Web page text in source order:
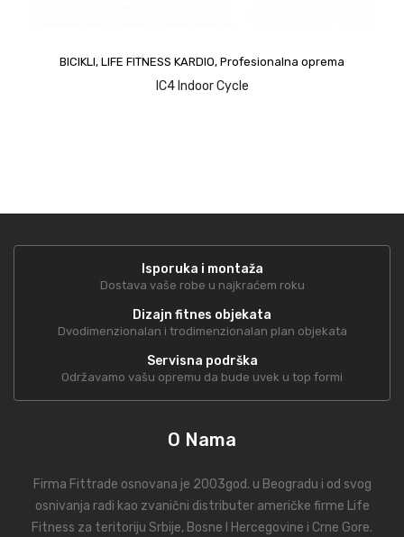
BICIKLI, LIFE FITNESS KARDIO, Profesionalna oprema
IC4 Indoor Cycle
Isporuka i montaža
Dostava vaše robe u najkraćem roku
Dizajn fitnes objekata
Dvodimenzionalan i trodimenzionalan plan objekata
Servisna podrška
Održavamo vašu opremu da bude uvek u top formi
O Nama
Firma Fittrade osnovana je 2003god. u Beogradu i od svog
osnivanja radi kao zvanični distributer američke firme Life
Fitness za teritoriju Srbije, Bosne I Hercegovine i Crne Gore.